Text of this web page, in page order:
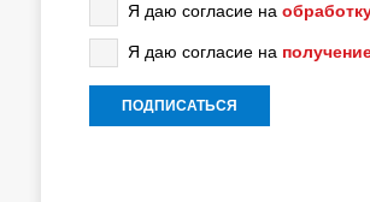
Я даю согласие на
Я даю согласие на